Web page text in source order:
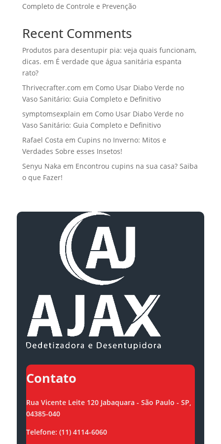
Completo de Controle e Prevenção
Recent Comments
Produtos para desentupir pia: veja quais funcionam,
dicas. em É verdade que água sanitária espanta
rato?
Thrivecrafter.com em Como Usar Diabo Verde no
Vaso Sanitário: Guia Completo e Definitivo
symptomsexplain em Como Usar Diabo Verde no
Vaso Sanitário: Guia Completo e Definitivo
Rafael Costa em Cupins no Inverno: Mitos e
Verdades Sobre esses Insetos!
Senyu Naka em Encontrou cupins na sua casa? Saiba
o que Fazer!
Contato
Rua Vicente Leite 120 Jabaquara - São Paulo - SP,
04385-040
Telefone: (11) 4114-6060